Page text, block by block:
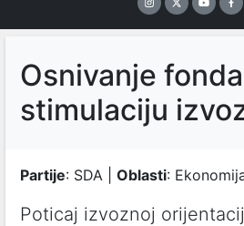
Osnivanje
stimulaciju
Partije: SDA | Oblasti:
Poticaj izvoznoj